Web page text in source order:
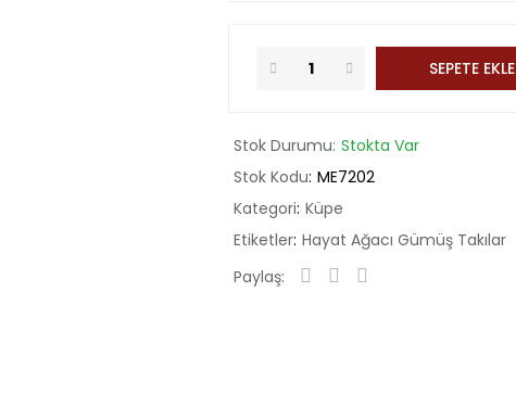
SEPETE EKLE
Stok Durumu Stokta Var
Stok Kodu ME7202
Kategori Küpe
Etiketler Hayat Ağacı Gümüş Takılar
Paylaş: